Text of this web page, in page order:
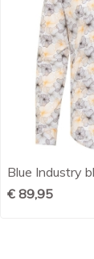

Blue Industry
€ 89,95